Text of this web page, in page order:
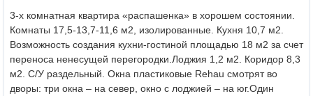
3-х комнатная квартира «распашенка» в хорошем состоянии.
Комнаты 17,5-13,7-11,6 м2, изолированные. Кухня 10,7 м2.
Возможность создания кухни-гостиной площадью 18 м2 за счет
переноса ненесущей перегородки. Лоджия 1,2 м2. Коридор 8,3
м2. С/У раздельный. Окна пластиковые Rehau смотрят во
дворы: три окна – на север, окно с лоджией – на юг.Один